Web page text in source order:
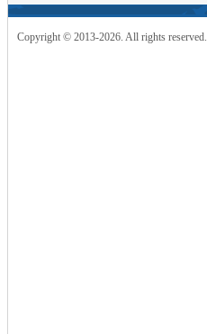
Copyright © 2013-2026. All rights reserved.